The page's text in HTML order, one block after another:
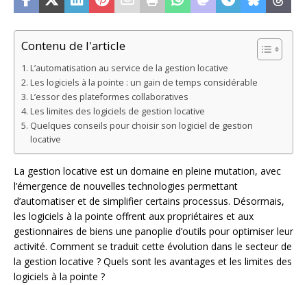
Contenu de l'article
L’automatisation au service de la gestion locative
Les logiciels à la pointe : un gain de temps considérable
L’essor des plateformes collaboratives
Les limites des logiciels de gestion locative
Quelques conseils pour choisir son logiciel de gestion
locative
La gestion locative est un domaine en pleine mutation, avec
l’émergence de nouvelles technologies permettant
d’automatiser et de simplifier certains processus. Désormais,
les logiciels à la pointe offrent aux propriétaires et aux
gestionnaires de biens une panoplie d’outils pour optimiser leur
activité. Comment se traduit cette évolution dans le secteur de
la gestion locative ? Quels sont les avantages et les limites des
logiciels à la pointe ?